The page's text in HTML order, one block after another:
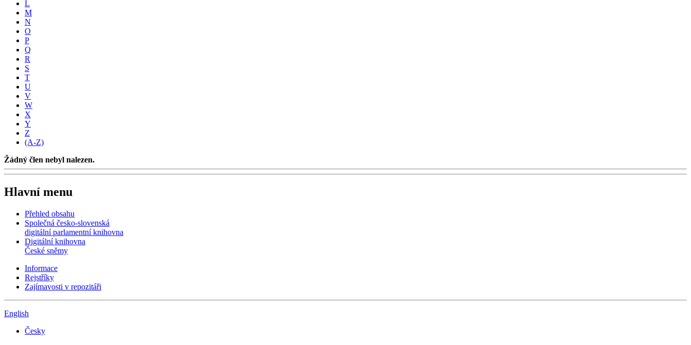
L
M
N
O
P
Q
R
S
T
U
V
W
X
Y
Z
(A-Z)
Žádný člen nebyl nalezen.
Hlavní menu
Přehled obsahu
Společná česko-slovenská
digitální parlamentní knihovna
Digitální knihovna
České sněmy
Informace
Rejstříky
Zajímavosti v repozitáři
English
Česky